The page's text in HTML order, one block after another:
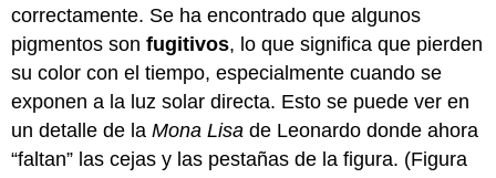
correctamente. Se ha encontrado que algunos
pigmentos sonfugitivos, lo que significa que pierden
su color con el tiempo, especialmente cuando se
exponen a la luz solar directa. Esto se puede ver en
un detalle de laMona Lisa de Leonardo donde ahora
“faltan” las cejas y las pestañas de la figura. (Figura